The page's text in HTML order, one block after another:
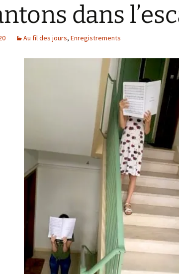
dans
Au fil des jours, Enregistrements